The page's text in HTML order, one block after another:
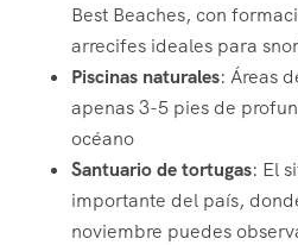
Best Beaches, con
arrecifes ideales para
Piscinas naturales: Áreas
apenas 3-5 pies de
océano
Santuario de tortugas: El
importante del país,
noviembre puedes